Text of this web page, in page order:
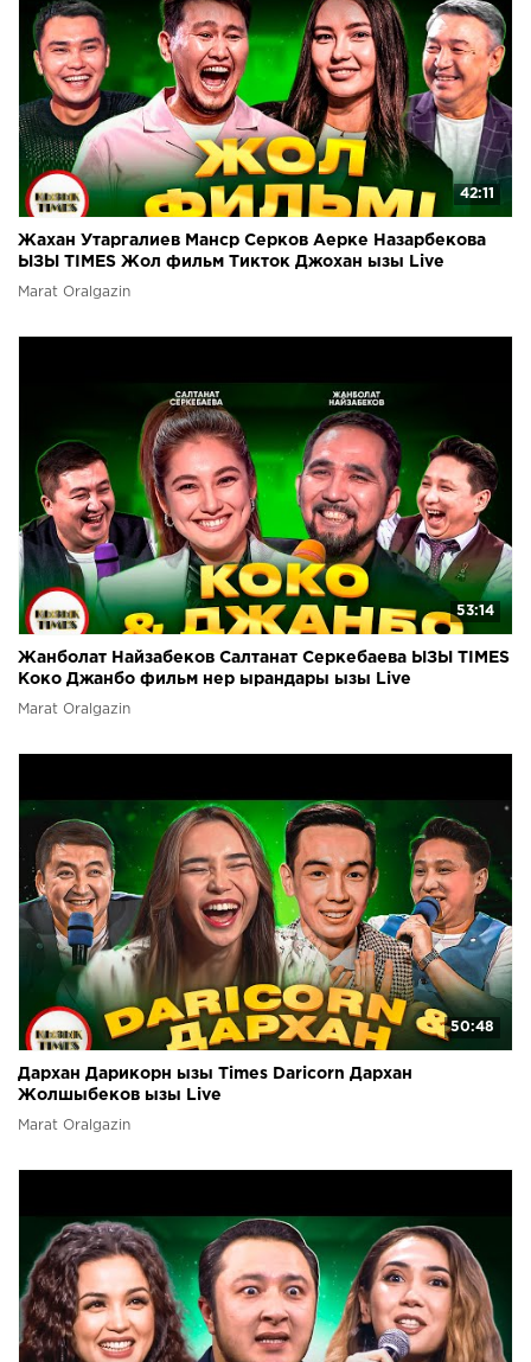
42:11
Жахан Утаргалиев Манср Серков Аерке Назарбекова
ЫЗЫ TIMES Жол фильм Тикток Джохан ызы Live
Marat Oralgazin
53:14
Жанболат Найзабеков Салтанат Серкебаева ЫЗЫ TIMES
Коко Джанбо фильм нер ырандары ызы Live
Marat Oralgazin
50:48
Дархан Дарикорн ызы Times Daricorn Дархан
Жолшыбеков ызы Live
Marat Oralgazin